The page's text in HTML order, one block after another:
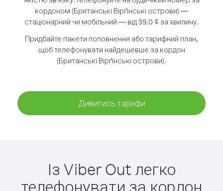
кордоном (Британські Вірґінські острови) —
стаціонарний чи мобільний — від 39.0 ¢ за хвилину.
Придбайте пакети поповнення або тарифний план,
щоб телефонувати найдешевше за кордон
(Британські Вірґінські острови).
Дивитись тарифи
Із Viber Out легко
телефонувати за кордон